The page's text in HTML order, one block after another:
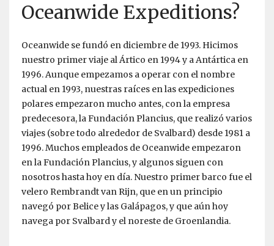
Oceanwide Expeditions?
Oceanwide se fundó en diciembre de 1993. Hicimos
nuestro primer viaje al Ártico en 1994 y a Antártica en
1996. Aunque empezamos a operar con el nombre
actual en 1993, nuestras raíces en las expediciones
polares empezaron mucho antes, con la empresa
predecesora, la Fundación Plancius, que realizó varios
viajes (sobre todo alrededor de Svalbard) desde 1981 a
1996. Muchos empleados de Oceanwide empezaron
en la Fundación Plancius, y algunos siguen con
nosotros hasta hoy en día. Nuestro primer barco fue el
velero Rembrandt van Rijn, que en un principio
navegó por Belice y las Galápagos, y que aún hoy
navega por Svalbard y el noreste de Groenlandia.